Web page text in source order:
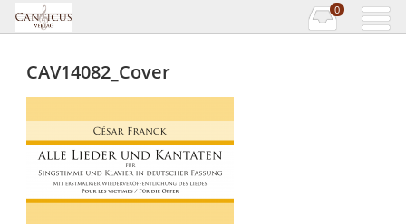
0
CAV14082_Cover